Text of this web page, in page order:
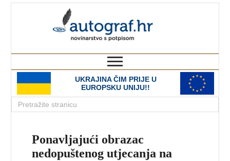
UKRAJINA ČIM PRIJE U
EUROPSKU UNIJU!!
Ponavljajući obrazac
nedopuštenog utjecanja na